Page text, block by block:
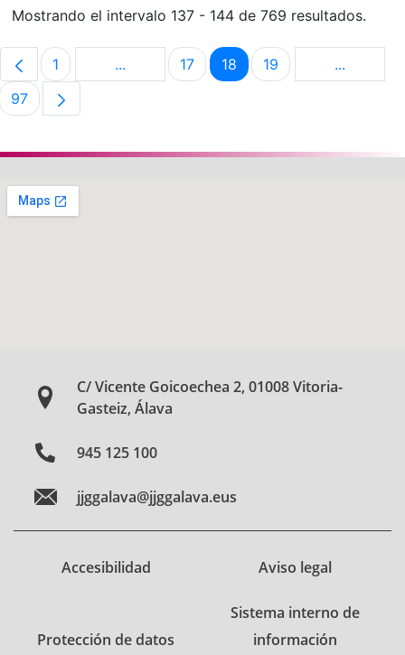
Mostrando el intervalo 137 - 144 de 769 resultados.
Página
1 ...Páginas intermedias Use TAB para
Página
17 Página
18 Página
19 ...Páginas
Página
97
C/ Vicente Goicoechea 2, 01008 Vitoria-
Gasteiz, Álava
945 125 100
jjggalava@jjggalava.eus
Accesibilidad Aviso legal
Protección de datos
Sistema interno de
información